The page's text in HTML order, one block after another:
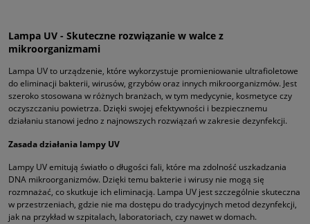
Lampa UV - Skuteczne rozwiązanie w walce z
mikroorganizmami
Lampa UV to urządzenie, które wykorzystuje promieniowanie ultrafioletowe
do eliminacji bakterii, wirusów, grzybów oraz innych mikroorganizmów. Jest
szeroko stosowana w różnych branżach, w tym medycynie, kosmetyce czy
oczyszczaniu powietrza. Dzięki swojej efektywności i bezpiecznemu
działaniu stanowi jedno z najnowszych rozwiązań w zakresie dezynfekcji.
Zasada działania lampy UV
Lampy UV emitują światło o długości fali, które ma zdolność uszkadzania
DNA mikroorganizmów. Dzięki temu bakterie i wirusy nie mogą się
rozmnażać, co skutkuje ich eliminacją. Lampa UV jest szczególnie skuteczna
w przestrzeniach, gdzie nie ma dostępu do tradycyjnych metod dezynfekcji,
jak na przykład w szpitalach, laboratoriach, czy nawet w domach.